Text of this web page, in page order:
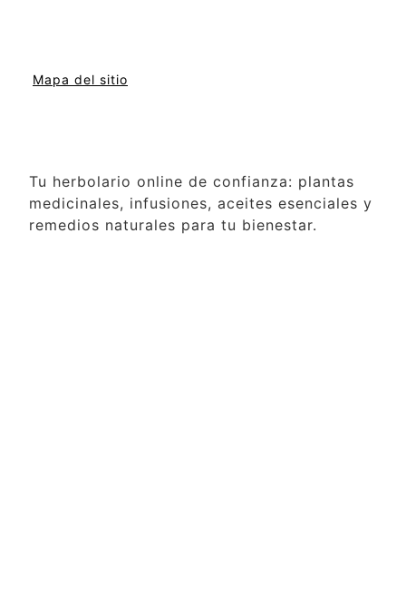
Mapa del sitio
Tu herbolario online de confianza: plantas
medicinales, infusiones, aceites esenciales y
remedios naturales para tu bienestar.